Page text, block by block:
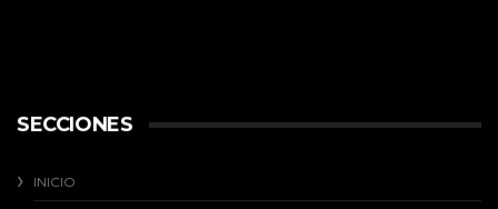
SECCIONES
INICIO